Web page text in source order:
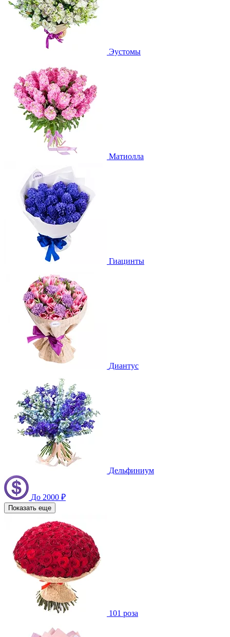
Эустомы
Матиолла
Гиацинты
Диантус
Дельфиниум
До 2000 ₽
Показать еще
101 роза